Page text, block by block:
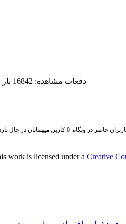
دفعات مشاهده: 16842 بار |
حاضر در وبگاه: 0 کاربر; میهمانان در حال بازدید: 410
work is licensed under a Creative